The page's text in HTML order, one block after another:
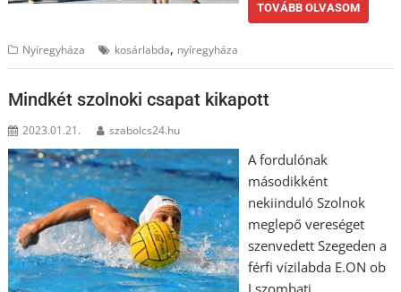
TOVÁBB OLVASOM
Nyíregyháza kosárlabda, nyíregyháza
Mindkét szolnoki csapat kikapott
2023.01.21. szabolcs24.hu
A fordulónak
másodikként
nekiinduló Szolnok
meglepő vereséget
szenvedett Szegeden a
férfi vízilabda E.ON ob
I szombati